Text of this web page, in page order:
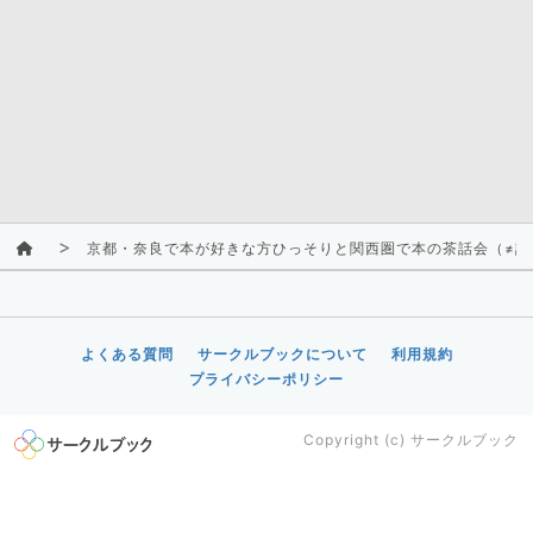
京都・奈良で本が好きな方ひっそりと関西圏で本の茶話会（≠
よくある質問 サークルブックについて
利用規約
プライバシーポリシー
Copyright (c) サークルブック